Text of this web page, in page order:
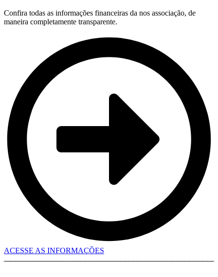
Confira todas as informações financeiras da nos associação, de
maneira completamente transparente.
ACESSE AS INFORMAÇÕES